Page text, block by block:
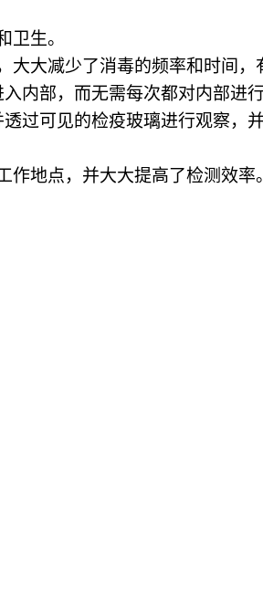
卫生。
大减少了消毒的频率和时间，
内部，而无需每次都对内部进
过可见的检疫玻璃进行观察，
作地点，并大大提高了检测效率。